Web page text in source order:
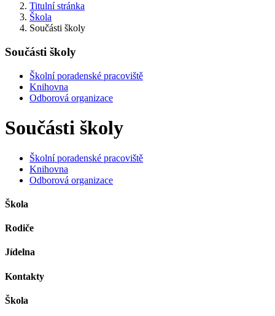
Titulní stránka
Škola
Součásti školy
Součásti školy
Školní poradenské pracoviště
Knihovna
Odborová organizace
Součásti školy
Školní poradenské pracoviště
Knihovna
Odborová organizace
Škola
Rodiče
Jídelna
Kontakty
Škola